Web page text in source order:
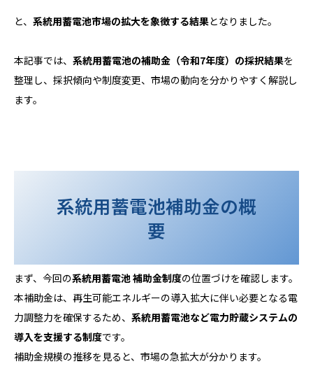
と、 系統用蓄電池市場の拡大を象徴する結果となりました。
本記事では、 系統用蓄電池の補助金（令和7年度）の採択結果を
整理し、採択傾向や制度変更、市場の動向を分かりやすく解説し
ます。
系統用蓄電池補助金の概
要
まず、今回の系統用蓄電池 補助金制度の位置づけを確認します。
本補助金は、再生可能エネルギーの導入拡大に伴い必要となる電
力調整力を確保するため、 系統用蓄電池など電力貯蔵システムの
導入を支援する制度です。
補助金規模の推移を見ると、市場の急拡大が分かります。